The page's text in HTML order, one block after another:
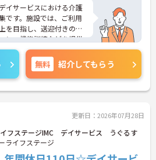
イサービスにおける介護
です。施設では、ご利用
を目指し、送迎付きの入
ン・機能訓練などを提供
。プライベートを大切
ます。また、マイカー通
なりません。
対策ポイントなど、さら
無料 紹介してもらう
更新日：2026年07月28日
イフステージIMC デイサービス うぐるす
ライフステージ